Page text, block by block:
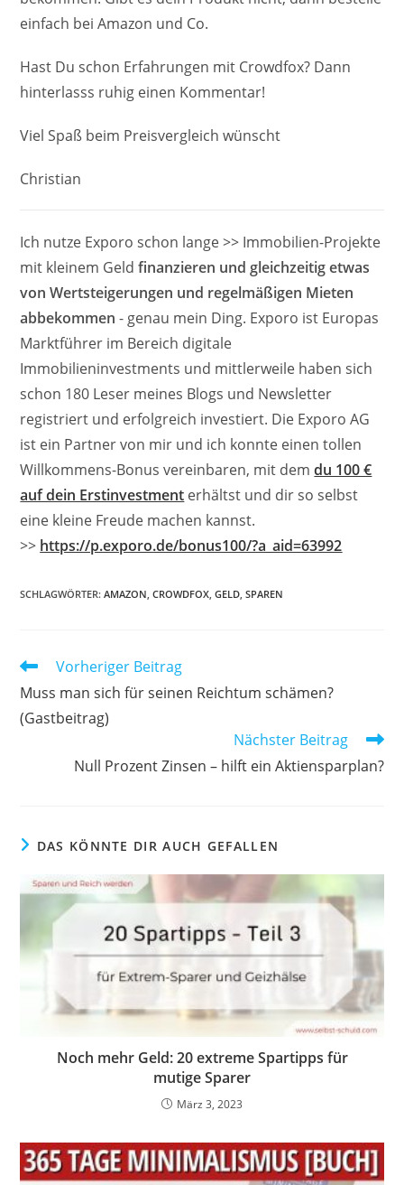
einfach bei Amazon und Co.
Hast Du schon Erfahrungen mit Crowdfox? Dann
hinterlasss ruhig einen Kommentar!
Viel Spaß beim Preisvergleich wünscht
Christian
Ich nutze Exporo schon lange >> Immobilien-Projekte
mit kleinem Geldfinanzieren und gleichzeitig etwas
von Wertsteigerungen und regelmäßigen Mieten
abbekommen - genau mein Ding. Exporo ist Europas
Marktführer im Bereich digitale
Immobilieninvestments und mittlerweile haben sich
schon 180 Leser meines Blogs und Newsletter
registriert und erfolgreich investiert. Die Exporo AG
ist ein Partner von mir und ich konnte einen tollen
Willkommens-Bonus vereinbaren, mit demdu 100 €
auf dein Erstinvestment erhältst und dir so selbst
eine kleine Freude machen kannst.
>> https://p.exporo.de/bonus100/?a_aid=63992
SCHLAGWÖRTER:AMAZON, CROWDFOX, GELD, SPAREN
Weitere
ansehen
Vorheriger Beitrag
Muss man sich für seinen Reichtum schämen?
(Gastbeitrag)
Nächster Beitrag
Null Prozent Zinsen – hilft ein Aktiensparplan?
DAS KÖNNTE DIR AUCH GEFALLEN
Noch mehr Geld: 20 extreme Spartipps für
mutige Sparer
März 3, 2023